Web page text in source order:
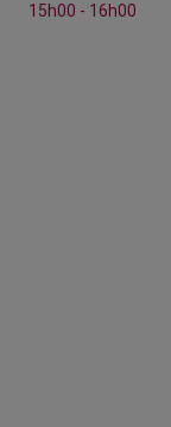
15h00 - 16h00